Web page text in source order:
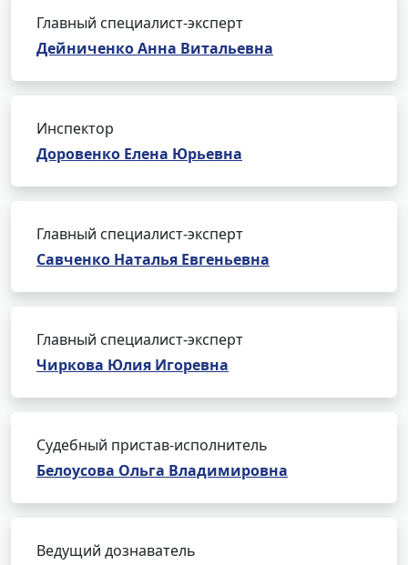
Главный специалист-эксперт
Дейниченко Анна Витальевна
Инспектор
Доровенко Елена Юрьевна
Главный специалист-эксперт
Савченко Наталья Евгеньевна
Главный специалист-эксперт
Чиркова Юлия Игоревна
Судебный пристав-исполнитель
Белоусова Ольга Владимировна
Ведущий дознаватель